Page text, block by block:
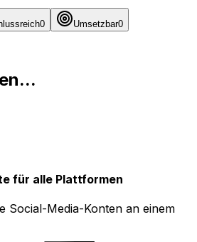
0 Umsetzbar0
für alle Plattformen
Social-Media-Konten an einem